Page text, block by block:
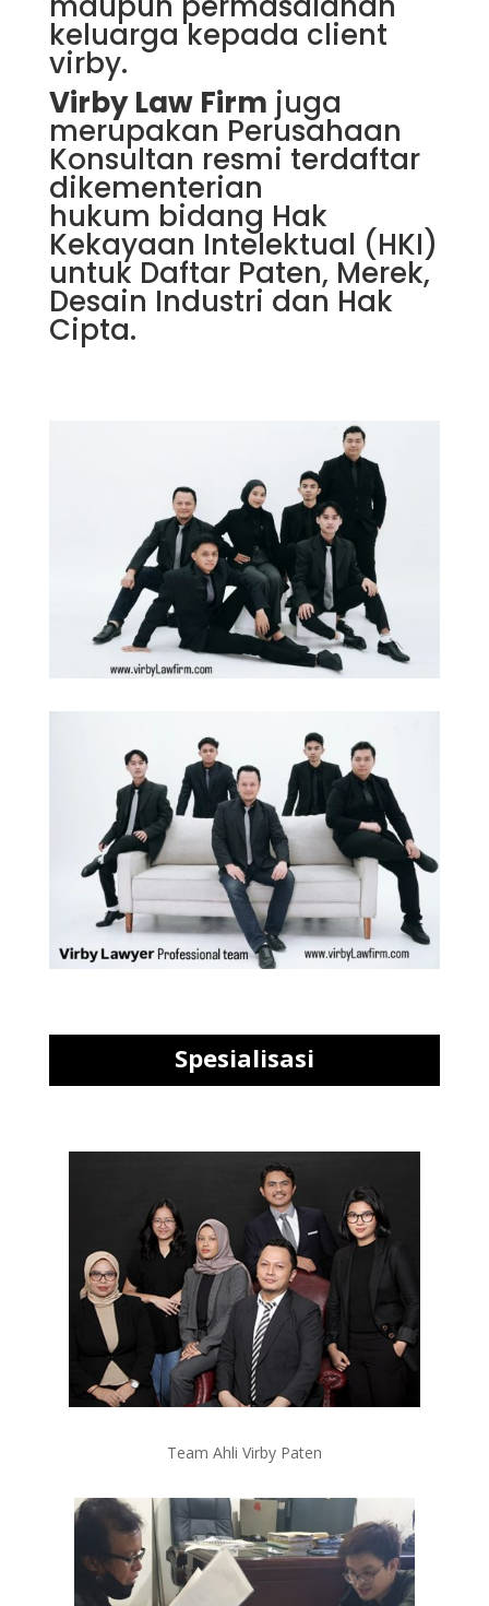
keluarga kepada client
virby.
Virby Law Firm juga
merupakan Perusahaan
Konsultan resmi terdaftar
dikementerian
hukum bidang Hak
Kekayaan Intelektual (HKI)
untuk Daftar Paten, Merek,
Desain Industri dan Hak
Cipta.
Spesialisasi
Team Ahli Virby Paten